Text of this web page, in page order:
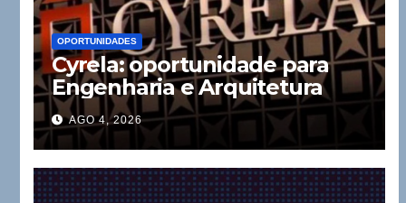
OPORTUNIDADES
Cyrela: oportunidade para
Engenharia e Arquitetura
AGO 4, 2026